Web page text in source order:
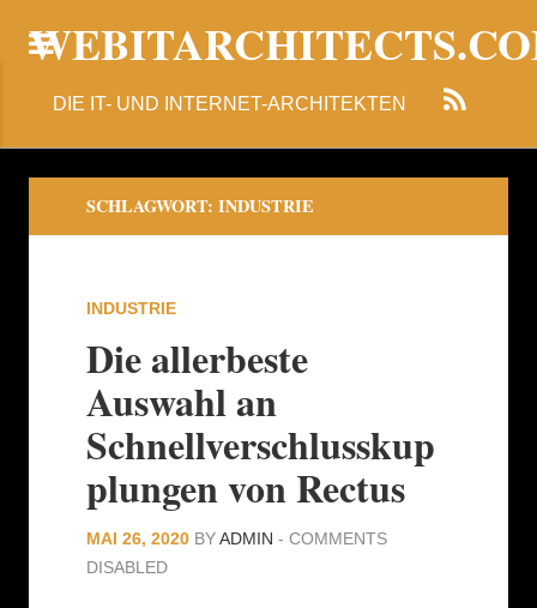
DIE IT- UND INTERNET-ARCHITEKTEN
SCHLAGWORT: INDUSTRIE
INDUSTRIE
Die allerbeste
Auswahl an
Schnellverschlusskup
plungen von Rectus
MAI 26, 2020 BYADMIN - COMMENTS
DISABLED